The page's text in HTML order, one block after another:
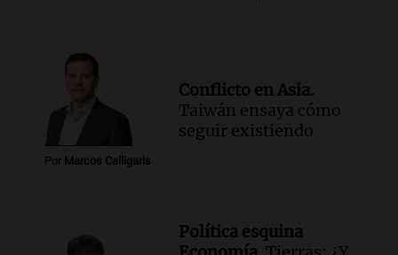
Por Marcos Calligaris
Conflicto en Asia.
Taiwán ensaya cómo
seguir existiendo
Política esquina